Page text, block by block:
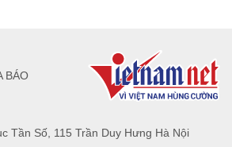
Tần Số, 115 Trần Duy Hưng Hà Nội
BÁO